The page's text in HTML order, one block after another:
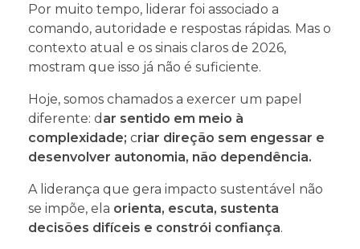
Por muito tempo, liderar foi associado a
comando, autoridade e respostas rápidas. Mas o
contexto atual e os sinais claros de 2026,
mostram que isso já não é suficiente.
Hoje, somos chamados a exercer um papel
diferente: d ar sentido em meio à
complexidade; criar direção sem engessar e
desenvolver autonomia, não dependência.
A liderança que gera impacto sustentável não
se impõe, ela orienta, escuta, sustenta
decisões difíceis e constrói confiança.